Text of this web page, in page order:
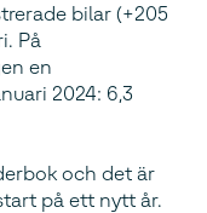
bilar (+205
På
en
2024: 6,3
och det är
på ett nytt år.